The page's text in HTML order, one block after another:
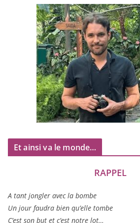
Et ainsi va le monde…
RAPPEL
A tant jon­gler avec la bombe
Un jour fau­dra bien qu’elle tombe
C’est son but et c’est notre lot…